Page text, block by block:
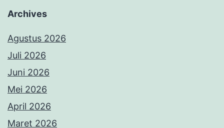
Archives
Agustus 2026
Juli 2026
Juni 2026
Mei 2026
April 2026
Maret 2026